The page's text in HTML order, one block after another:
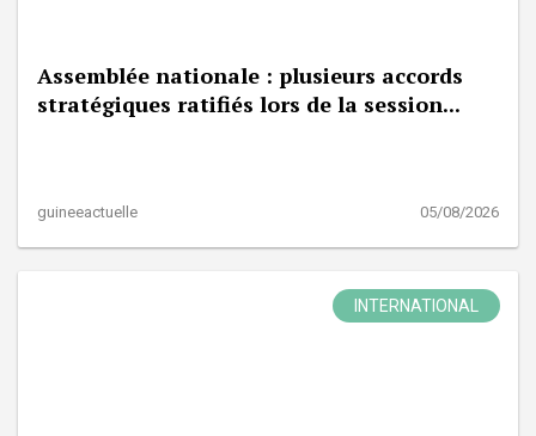
Assemblée nationale : plusieurs accords
stratégiques ratifiés lors de la session...
guineeactuelle 05/08/2026
INTERNATIONAL